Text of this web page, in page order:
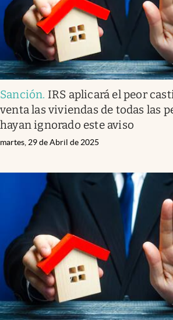
Sanción. IRS aplicará el peor
venta las viviendas de todas las
hayan ignorado este aviso
martes, 29 de Abril de 2025